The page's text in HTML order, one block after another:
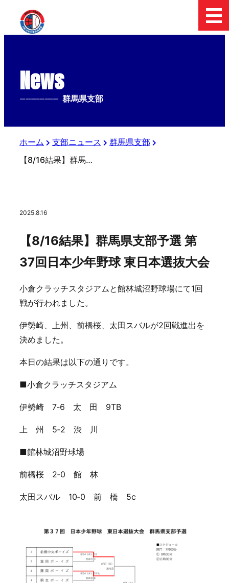
News
-------------- 群馬県支部
ホーム 支部ニュース
群馬県支部
【8/16結果】群馬県支部予選 第37回日本少年野球 東日本選抜大会
2025.8.16
【8/16結果】群馬県支部予選 第
37回日本少年野球 東日本選抜大会
小倉クラッチスタジアムと館林城沼野球場にて1回
戦が行われました。
伊勢崎、上州、前橋桜、太田スバルが2回戦進出を
決めました。
本日の結果は以下の通りです。
■小倉クラッチスタジアム
伊勢崎 7‐6 太 田 9TB
上 州 5‐2 渋 川
■館林城沼野球場
前橋桜 2‐0 館 林
太田スバル 10‐0 前 橋 5c